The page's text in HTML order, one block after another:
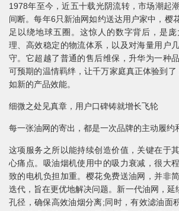
1978年至今，近五十载光阴流转，市场潮起
间断。每年6只新油网如约送达用户家中，樱
足以绕地球五圈。这惊人的数字背后，是
理、高效稳定的物流体系，以及对海量用户
守。它超越了普通的售后维保，升华为一种
可预期的温情羁绊，让千万家庭真正体验到了
如新的产品效能。
细微之处见真章，用户口碑铸就增长飞轮
每一张油网的寄出，都是一次品牌的主动履约
这项服务之所以能持续创造价值，关键在于
心痛点。吸油烟机使用中的吸力衰减，很大
致的电机负担加重。樱花免费送油网，并非
迭代，旨在更优地解决问题。新一代油网，延
孔径，确保高效油烟分离;同时，有效滤油面